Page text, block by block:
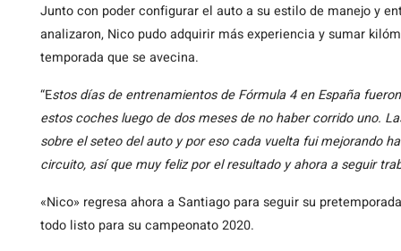
Junto con poder configurar el auto a su estilo de manejo y
analizaron, Nico pudo adquirir más experiencia y sumar
temporada que se avecina.
“Estos días de entrenamientos de Fórmula 4 en España
estos coches luego de dos meses de no haber corrido uno.
sobre el seteo del auto y por eso cada vuelta fui mejorando
circuito, así que muy feliz por el resultado y ahora a seguir
«Nico» regresa ahora a Santiago para seguir su
todo listo para su campeonato 2020.